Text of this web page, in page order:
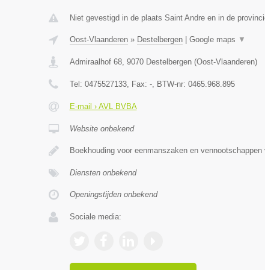
Niet gevestigd in de plaats Saint Andre en in de
Oost-Vlaanderen» Destelbergen| Google maps ▼
Admiraalhof 68, 9070 Destelbergen(Oost-Vlaanderen)
Tel: 0475527133, Fax: -, BTW-nr: 0465.968.895
E-mail › AVL BVBA
Website onbekend
Boekhouding voor eenmanszaken en vennootschappen
Diensten onbekend
Openingstijden onbekend
Sociale media: